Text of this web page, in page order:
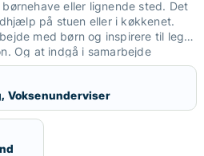
eller lignende sted. Det
på stuen eller i køkkenet.
med børn og inspirere til leg
Og at indgå i samarbejde
miljø for børnene ..og
præcise opgaver har jeg
Voksenunderviser